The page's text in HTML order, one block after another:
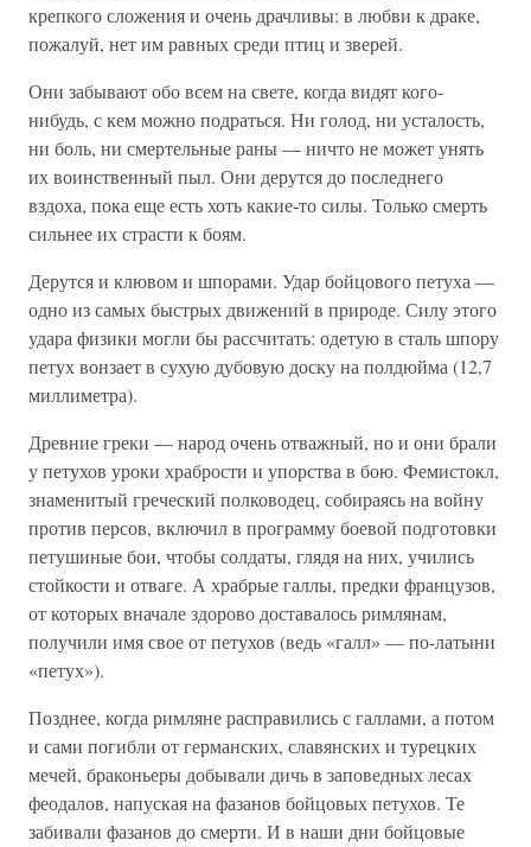
крепкого сложения и очень драчливы: в любви к драке,
пожалуй, нет им равных среди птиц и зверей.
Они забывают обо всем на свете, когда видят кого-
нибудь, с кем можно подраться. Ни голод, ни усталость,
ни боль, ни смертельные раны — ничто не может унять
их воинственный пыл. Они дерутся до последнего
вздоха, пока еще есть хоть какие-то силы. Только смерть
сильнее их страсти к боям.
Дерутся и клювом и шпорами. Удар бойцового петуха —
одно из самых быстрых движений в природе. Силу этого
удара физики могли бы рассчитать: одетую в сталь шпору
петух вонзает в сухую дубовую доску на полдюйма (12,7
миллиметра).
Древние греки — народ очень отважный, но и они брали
у петухов уроки храбрости и упорства в бою. Фемистокл,
знаменитый греческий полководец, собираясь на войну
против персов, включил в программу боевой подготовки
петушиные бои, чтобы солдаты, глядя на них, учились
стойкости и отваге. А храбрые галлы, предки французов,
от которых вначале здорово доставалось римлянам,
получили имя свое от петухов (ведь «галл» — по-латыни
«петух»).
Позднее, когда римляне расправились с галлами, а потом
и сами погибли от германских, славянских и турецких
мечей, браконьеры добывали дичь в заповедных лесах
феодалов, напуская на фазанов бойцовых петухов. Те
забивали фазанов до смерти. И в наши дни бойцовые